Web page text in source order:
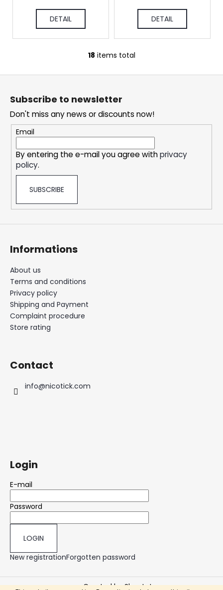
DETAIL DETAIL
L
i
t
i
n
g
c
o
n
s
18 items total
F
Subscribe to newsletter
Don't miss any news or discounts now!
Email
By entering the e-mail you agree withprivacy
policy.
SUBSCRIBE
Informations
About us
Terms and conditions
Privacy policy
Shipping and Payment
Complaint procedure
Store rating
Contact
info@nicotick.com
Login
E-mail
Password
LOGIN
New registrationForgotten password
Created by Shoptet